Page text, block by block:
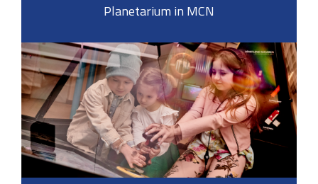
Planetarium in MCN